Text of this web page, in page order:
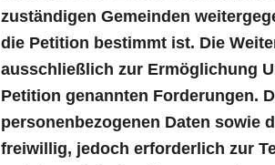
zuständigen Gemeinden
die Petition bestimmt ist. Die
ausschließlich zur Ermöglichung
Petition genannten Forderungen.
personenbezogenen Daten sowie
freiwillig, jedoch erforderlich zur